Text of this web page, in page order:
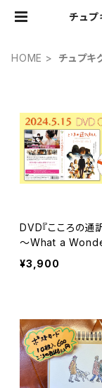
チュ
HOME チュプキ
DVD『こころの通
〜What a
rld〜』
¥3,900